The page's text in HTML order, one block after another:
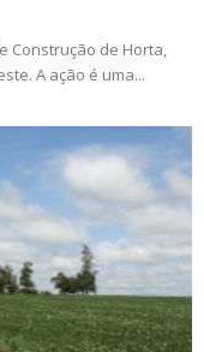
Construção de Horta,
A ação é uma...